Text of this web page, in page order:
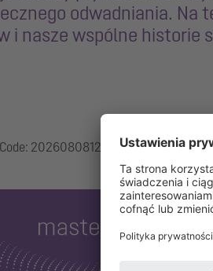
odwadniania.
i nasze wspólne historie
Code: 20260808120255680a8cff